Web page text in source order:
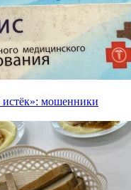
мошенники